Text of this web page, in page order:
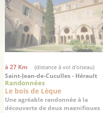
à 27 Km (distance à vol d'oiseau)
Saint-Jean-de-Cuculles - Hérault
Randonnées
Le bois de Lèque
Une agréable randonnée à la
découverte de deux magnifiques